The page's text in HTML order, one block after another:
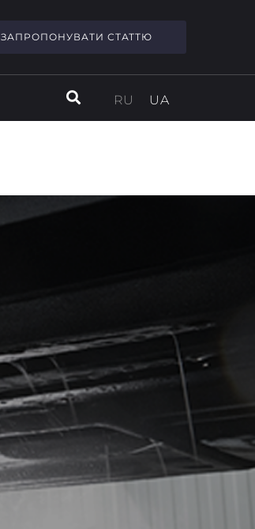
ЗАПРОПОНУВАТИ СТАТТЮ
RU UA